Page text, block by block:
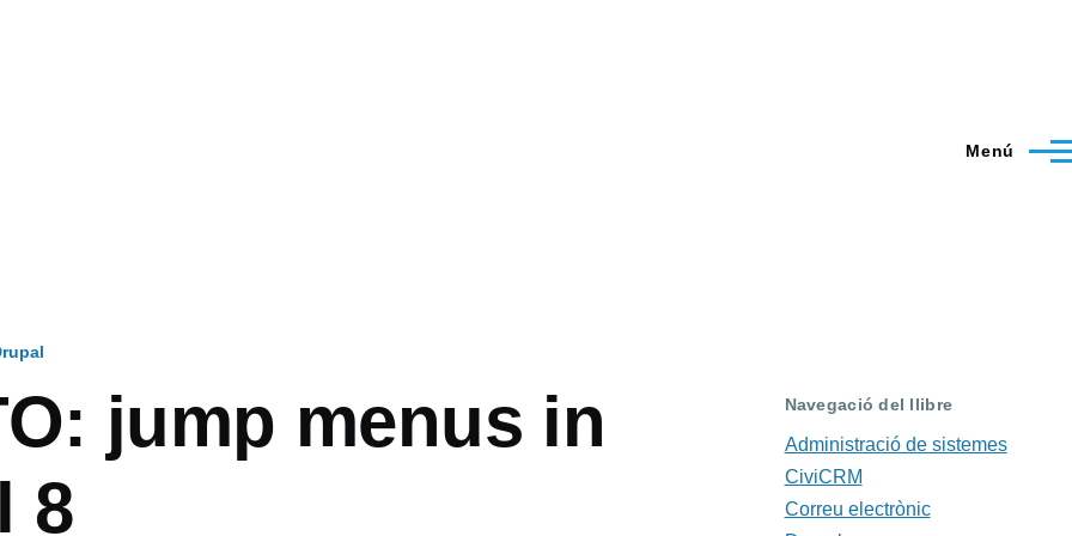
Menú
jump menus in
8
Navegació del llibre
Administració de sistemes
CiviCRM
Correu electrònic